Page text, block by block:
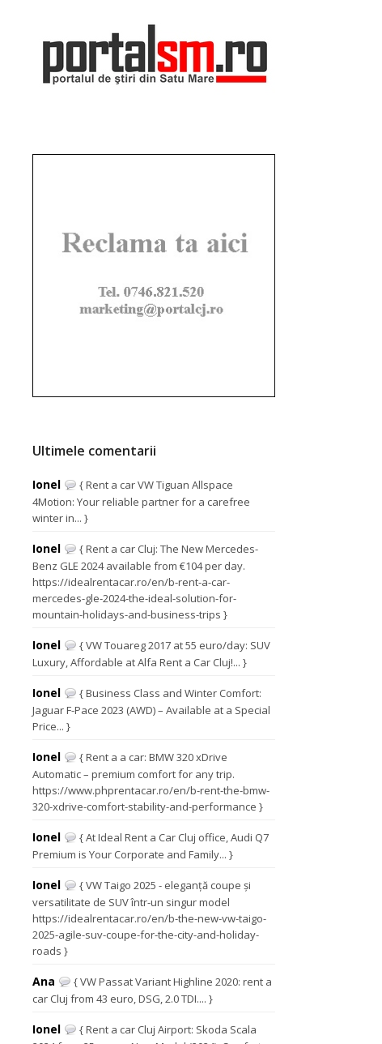
Ultimele comentarii
Ionel
{ Rent a car VW Tiguan Allspace
4Motion: Your reliable partner for a carefree
winter in... }
Ionel
{ Rent a car Cluj: The New Mercedes-
Benz GLE 2024 available from €104 per day.
https://idealrentacar.ro/en/b-rent-a-car-
mercedes-gle-2024-the-ideal-solution-for-
mountain-holidays-and-business-trips }
Ionel
{ VW Touareg 2017 at 55 euro/day: SUV
Luxury, Affordable at Alfa Rent a Car Cluj!... }
Ionel
{ Business Class and Winter Comfort:
Jaguar F-Pace 2023 (AWD) – Available at a Special
Price... }
Ionel
{ Rent a a car: BMW 320 xDrive
Automatic – premium comfort for any trip.
https://www.phprentacar.ro/en/b-rent-the-bmw-
320-xdrive-comfort-stability-and-performance }
Ionel
{ At Ideal Rent a Car Cluj office, Audi Q7
Premium is Your Corporate and Family... }
Ionel
{ VW Taigo 2025 - eleganță coupe și
versatilitate de SUV într-un singur model
https://idealrentacar.ro/en/b-the-new-vw-taigo-
2025-agile-suv-coupe-for-the-city-and-holiday-
roads }
Ana
{ VW Passat Variant Highline 2020: rent a
car Cluj from 43 euro, DSG, 2.0 TDI.... }
Ionel
{ Rent a car Cluj Airport: Skoda Scala